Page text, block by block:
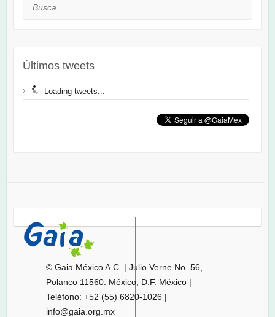
Busca
Últimos tweets
Loading tweets...
© Gaia México A.C. | Julio Verne No. 56,
Polanco 11560. México, D.F. México |
Teléfono: +52 (55) 6820-1026 |
info@gaia.org.mx